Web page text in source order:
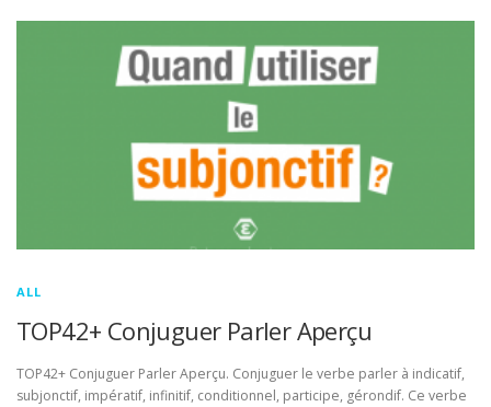
ALL
TOP42+ Conjuguer Parler Aperçu
TOP42+ Conjuguer Parler Aperçu. Conjuguer le verbe parler à indicatif,
subjonctif, impératif, infinitif, conditionnel, participe, gérondif. Ce verbe